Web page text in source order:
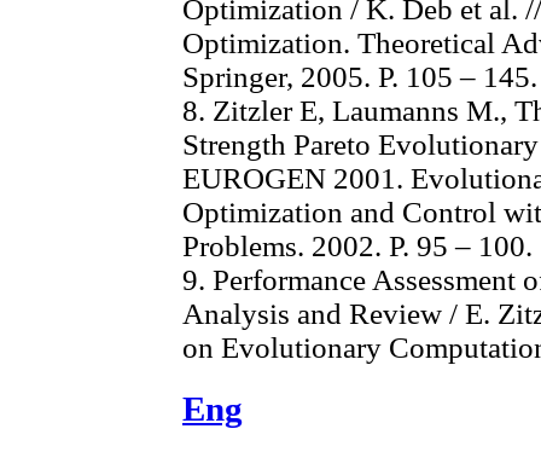
Optimization / K. Deb еt al.
Optimization. Theoretical
Springer, 2005. P. 105 – 145.
8. Zitzler E, Laumanns M.,
Strength Pareto
EUROGEN 2001.
Optimization and Control
Problems. 2002. P. 95 – 100.
9. Performance
Analysis and Review / E.
on Evolutionary
Eng